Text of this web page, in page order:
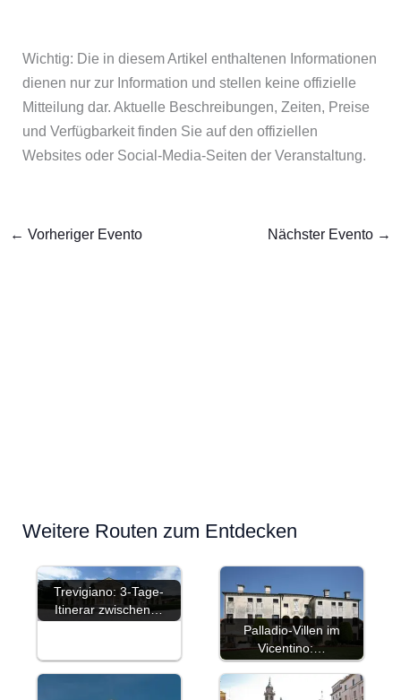
Wichtig: Die in diesem Artikel enthaltenen Informationen
dienen nur zur Information und stellen keine offizielle
Mitteilung dar. Aktuelle Beschreibungen, Zeiten, Preise
und Verfügbarkeit finden Sie auf den offiziellen
Websites oder Social-Media-Seiten der Veranstaltung.
← Vorheriger Evento Nächster Evento →
Weitere Routen zum Entdecken
Trevigiano: 3-Tage-
Itinerar zwischen…
Palladio-Villen im
Vicentino:…